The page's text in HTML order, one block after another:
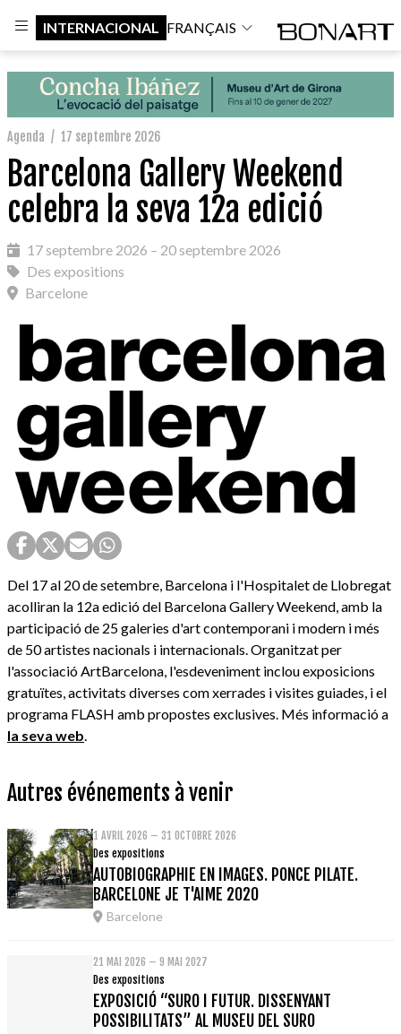
INTERNACIONAL FRANÇAIS
Agenda / 17 septembre 2026
Barcelona Gallery Weekend
celebra la seva 12a edició
17 septembre 2026 – 20 septembre 2026
Des expositions
Barcelone
Del 17 al 20 de setembre, Barcelona i l'Hospitalet de Llobregat
acolliran la 12a edició del Barcelona Gallery Weekend, amb la
participació de 25 galeries d'art contemporani i modern i més
de 50 artistes nacionals i internacionals. Organitzat per
l'associació ArtBarcelona, l'esdeveniment inclou exposicions
gratuïtes, activitats diverses com xerrades i visites guiades, i el
programa FLASH amb propostes exclusives. Més informació a
la seva web.
Autres événements à venir
1 AVRIL 2026 – 31 OCTOBRE 2026
Des expositions
AUTOBIOGRAPHIE EN IMAGES. PONCE PILATE.
BARCELONE JE T'AIME 2020
Barcelone
21 MAI 2026 – 9 MAI 2027
Des expositions
EXPOSICIÓ “SURO I FUTUR. DISSENYANT
POSSIBILITATS” AL MUSEU DEL SURO